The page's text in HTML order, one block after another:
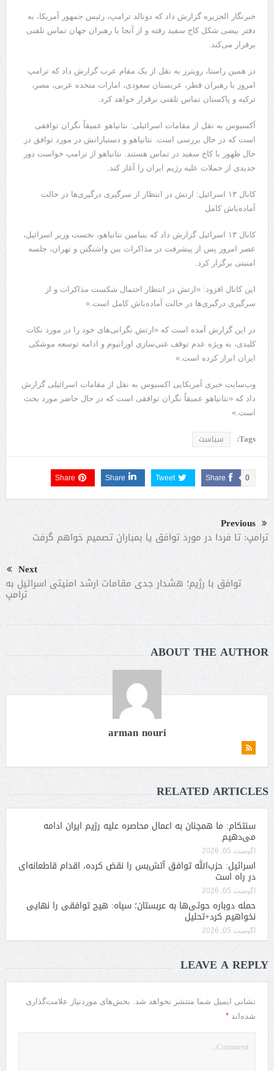
خبرنگار الجزیره گزارش داد که دونالد ترامپ، رئیس جمهور آمریکا، به
دفتر بیضی شکل کاخ سفید رفته و از آنجا با رهبران جهان تماس تلفنی
برقرار می‌کند.
در همین راستا، رویترز به نقل از یک مقام عرب گزارش داد که ترامپ
امروز با رهبران قطر، عربستان سعودی، امارات متحده عربی، مصر،
ترکیه و پاکستان تماس تلفنی برقرار خواهد کرد.
آکسیوس به نقل از مقامات اسرائیلی: نتانیاهو عمیقاً نگران توافقی
است که در حال بررسی است. نتانیاهو و دستیارانش در مورد توافق در
حال ظهور با کاخ سفید در تماس هستند. نتانیاهو از ترامپ خواست دور
جدیدی از حملات علیه رژیم ایران را آغاز کند.
کانال ۱۳ اسرائیل: ارتش در انتظار از سرگیری درگیری‌ها در حالت
آماده‌باش کامل
کانال ۱۳ اسرائیل گزارش داد که بنیامین نتانیاهو، نخست وزیر اسرائیل،
عصر امروز پس از پیشرفت در مذاکرات بین واشنگتن و تهران، جلسه
امنیتی برگزار کرد.
این کانال افزود: «ارتش در انتظار احتمال شکست مذاکرات و از
سرگیری درگیری‌ها در حالت آماده‌باش کامل است.»
در این گزارش آمده است که «ارتش نگرانی‌های خود را در مورد نکات
کلیدی، به ویژه عدم توقف غنی‌سازی اورانیوم و ادامه توسعه موشکی
ایران ابراز کرده است.»
وب‌سایت خبری آمریکایی اکسیوس به نقل از مقامات اسرائیلی گزارش
داد که «نتانیاهو عمیقاً نگران توافقی است که در حال حاضر مورد بحث
است.»
Tags: سیاست
Share 0
Tweet
Share
Share
Previous
ترامپ: تا فردا در مورد توافق یا بمباران تصمیم خواهم گرفت
Next
توافق با رژیم؛ هشدار جدی مقامات ارشد امنیتی اسرائیل به
ترامپ
ABOUT THE AUTHOR
arman nouri
RELATED ARTICLES
سنتکام: ما همچنان به اعمال محاصره علیه رژیم ایران ادامه
می‌دهیم
آگوست 05, 2026
اسرائیل: حزب‌الله توافق آتش‌بس را نقض کرده، اقدام قاطعانه‌ای
در راه است
آگوست 05, 2026
حمله دوباره حوثی‌ها به عربستان؛ سپاه: هیچ توافقی را نهایی
نخواهیم کرد+تحلیل
آگوست 05, 2026
LEAVE A REPLY
نشانی ایمیل شما منتشر نخواهد شد. بخش‌های موردنیاز علامت‌گذاری
شده‌اند *